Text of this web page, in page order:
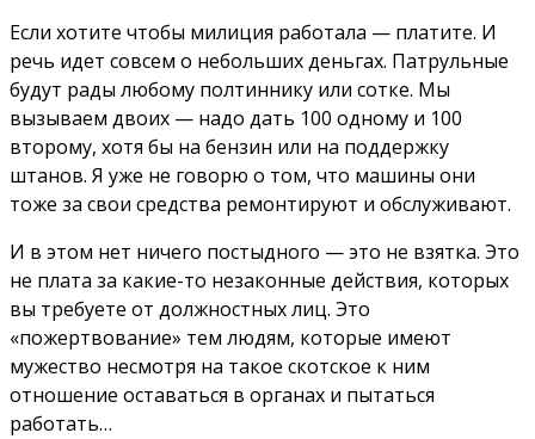
Если хотите чтобы милиция работала — платите. И
речь идет совсем о небольших деньгах. Патрульные
будут рады любому полтиннику или сотке. Мы
вызываем двоих — надо дать 100 одному и 100
второму, хотя бы на бензин или на поддержку
штанов. Я уже не говорю о том, что машины они
тоже за свои средства ремонтируют и обслуживают.
И в этом нет ничего постыдного — это не взятка. Это
не плата за какие-то незаконные действия, которых
вы требуете от должностных лиц. Это
«пожертвование» тем людям, которые имеют
мужество несмотря на такое скотское к ним
отношение оставаться в органах и пытаться
работать…